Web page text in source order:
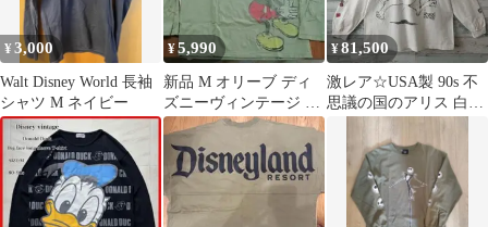
¥3,000
Walt Disney World 長袖
シャツ M ネイビー
¥5,990
新品 M オリーブ ディ
ズニーヴィンテージ 長
袖 Tシャツ ミッキー
¥81,500
激レア☆USA製 90s 不
思議の国のアリス 白う